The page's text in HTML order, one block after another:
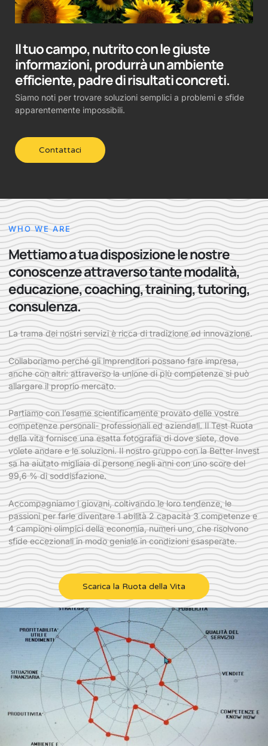
Il tuo campo, nutrito con le giuste
informazioni, produrrà un ambiente
efficiente, padre di risultati concreti.
Siamo noti per trovare soluzioni semplici a problemi e sfide
apparentemente impossibili.
Contattaci
WHO WE ARE
Mettiamo a tua disposizione le nostre
conoscenze attraverso tante modalità,
educazione, coaching, training, tutoring,
consulenza.
La trama dei nostri servizi è ricca di tradizione ed innovazione.
Collaboriamo perché gli imprenditori possano fare impresa,
anche con altri: attraverso la unione di più competenze si può
allargare il proprio mercato.
Partiamo con l’esame scientificamente provato delle vostre
competenze personali- professionali ed aziendali. Il Test Ruota
della vita fornisce una esatta fotografia di dove siete, dove
volete andare e le soluzioni. Il nostro gruppo con la Better Invest
sa ha aiutato migliaia di persone negli anni con uno score del
99,6 % di soddisfazione.
Accompagniamo i giovani, coltivando le loro tendenze, le
passioni per farle diventare 1 abilità 2 capacità 3 competenze e
4 campioni olimpici della economia, numeri uno, che risolvono
sfide eccezionali in modo geniale in condizioni esasperate.
Scarica la Ruota della Vita